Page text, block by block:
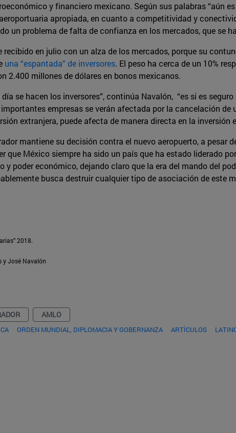
y financiero mexicano. Según sus palabras “aún
apropiada, en cuanto a competitividad y
un problema de falta de confianza en los mercados, que se
recibido en julio con un alza de los mercados, porque su
una “espantada” de inversores. El peso ha cerca de un 10%
2.400 millones de dólares en bonos mexicanos.
se hacen los inversores”, continúa Navalón, “es si es
empresas se verán afectada por la cancelación
extranjera, puede afecta de manera directa en la inversión
mantiene su decisión contra el nuevo aeropuerto, a pesar
que México siempre ha sido un país que ha estado liderado
y poder económico, dejando claro que la era del mando del
busca destruir cualquier tipo de asociación de este
2018.
y José Navalón
AMLO
ORDEN MUNDIAL, DIPLOMACIA Y GOBERNANZA ARTÍCULOS